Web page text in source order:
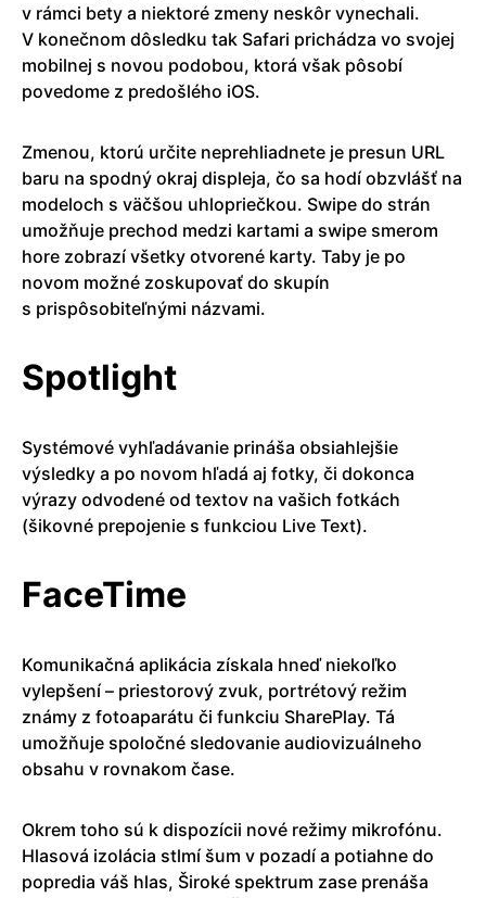
v rámci bety a niektoré zmeny neskôr vynechali.
V konečnom dôsledku tak Safari prichádza vo svojej
mobilnej s novou podobou, ktorá však pôsobí
povedome z predošlého iOS.
Zmenou, ktorú určite neprehliadnete je presun URL
baru na spodný okraj displeja, čo sa hodí obzvlášť na
modeloch s väčšou uhlopriečkou. Swipe do strán
umožňuje prechod medzi kartami a swipe smerom
hore zobrazí všetky otvorené karty. Taby je po
novom možné zoskupovať do skupín
s prispôsobiteľnými názvami.
Spotlight
Systémové vyhľadávanie prináša obsiahlejšie
výsledky a po novom hľadá aj fotky, či dokonca
výrazy odvodené od textov na vašich fotkách
(šikovné prepojenie s funkciou Live Text).
FaceTime
Komunikačná aplikácia získala hneď niekoľko
vylepšení – priestorový zvuk, portrétový režim
známy z fotoaparátu či funkciu SharePlay. Tá
umožňuje spoločné sledovanie audiovizuálneho
obsahu v rovnakom čase.
Okrem toho sú k dispozícii nové režimy mikrofónu.
Hlasová izolácia stlmí šum v pozadí a potiahne do
popredia váš hlas, Široké spektrum zase prenáša